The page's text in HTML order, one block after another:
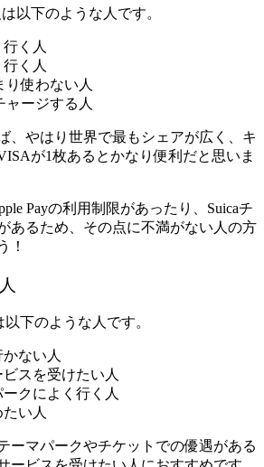
以下のような人です。
く人
く人
り使わない人
ャージする人
、やはり世界で最もシェアが広く、キ
が1枚あるとかなり便利だと思いま
Payの利用制限があったり、Suicaチ
あるため、その点に不満がない人の方
！
下のような人です。
ない人
スを受けたい人
クによく行く人
い人
ーマパークやチケットでの優遇がある